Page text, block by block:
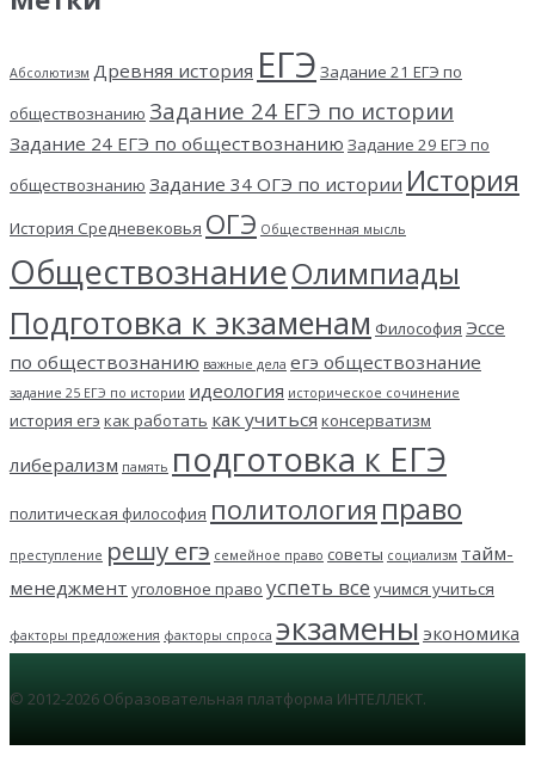
Абсолютизм Древняя история ЕГЭ Задание 21 ЕГЭ по
обществознанию Задание 24 ЕГЭ по истории
Задание 24 ЕГЭ по обществознанию Задание 29 ЕГЭ по
обществознанию Задание 34 ОГЭ по истории История
История Средневековья ОГЭ Общественная мысль
ОбществознаниеОлимпиады
Подготовка к экзаменам Философия Эссе
по обществознанию важные дела егэ обществознание
задание 25 ЕГЭ по истории идеология историческое сочинение
история егэ как работать как учиться консерватизм
либерализм память подготовка к ЕГЭ
политическая философия политология право
преступление решу егэ семейное право советы социализм тайм-
менеджмент уголовное право успеть все учимся учиться
факторы предложения факторы спроса экзамены экономика
© 2012-2026 Образовательная платформа ИНТЕЛЛЕКТ.